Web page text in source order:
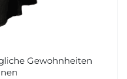
Gewohnheiten